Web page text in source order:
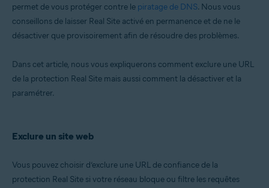
Avast Premium Security 24.x pour Windows
Microsoft Windows 8.1/Professionnel/Entreprise (32/64 bits)
Microsoft Windows 8/Professionnel/Entreprise (32/64 bits)
Microsoft Windows 7 Édition Familiale Basique/Édition Familiale
permet de vous protéger contre le piratage de DNS. Nous vous
conseillons de laisser Real Site activé en permanence et de ne le
désactiver que provisoirement afin de résoudre des problèmes.
Dans cet article, nous vous expliquerons comment exclure une URL
de la protection Real Site mais aussi comment la désactiver et la
paramétrer.
Exclure un site web
Vous pouvez choisir d’exclure une URL de confiance de la
protection Real Site si votre réseau bloque ou filtre les requêtes